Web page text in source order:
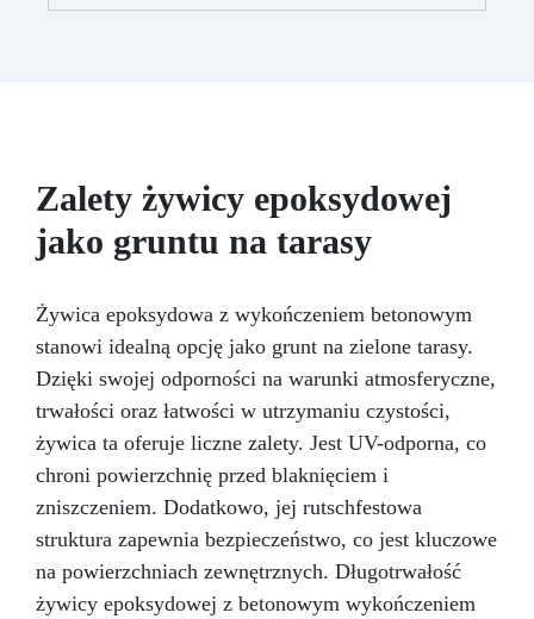
Zalety żywicy epoksydowej
jako gruntu na tarasy
Żywica epoksydowa z wykończeniem betonowym
stanowi idealną opcję jako grunt na zielone tarasy.
Dzięki swojej odporności na warunki atmosferyczne,
trwałości oraz łatwości w utrzymaniu czystości,
żywica ta oferuje liczne zalety. Jest UV-odporna, co
chroni powierzchnię przed blaknięciem i
zniszczeniem. Dodatkowo, jej rutschfestowa
struktura zapewnia bezpieczeństwo, co jest kluczowe
na powierzchniach zewnętrznych. Długotrwałość
żywicy epoksydowej z betonowym wykończeniem